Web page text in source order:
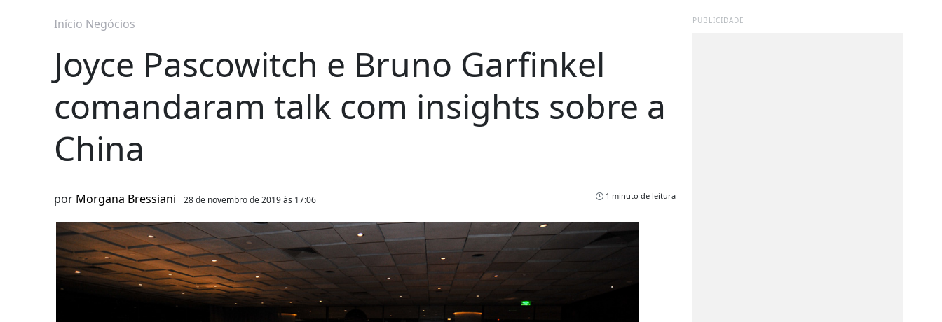
Início Negócios
Joyce Pascowitch e Bruno Garfinkel
comandaram talk com insights sobre a
China
por Morgana Bressiani 28 de novembro de 2019 às 17:06 1 minuto de leitura
PUBLICIDADE